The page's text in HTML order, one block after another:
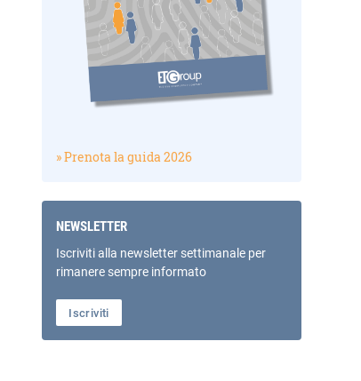
» Prenota la guida 2026
NEWSLETTER
Iscriviti alla newsletter settimanale per
rimanere sempre informato
Iscriviti